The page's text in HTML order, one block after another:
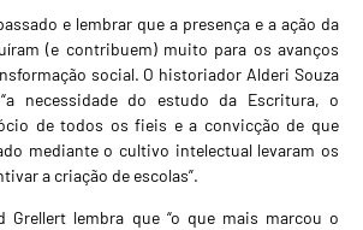
e lembrar que a presença e a ação da
(e contribuem) muito para os avanços
social. O historiador Alderi Souza
necessidade do estudo da Escritura, o
de todos os fieis e a convicção de que
mediante o cultivo intelectual levaram os
a criação de escolas”.
Grellert lembra que “o que mais marcou o